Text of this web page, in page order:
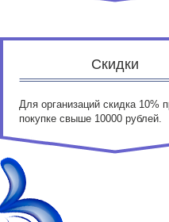
Скидки
Для организаций скидка 10%
покупке свыше 10000 рублей.